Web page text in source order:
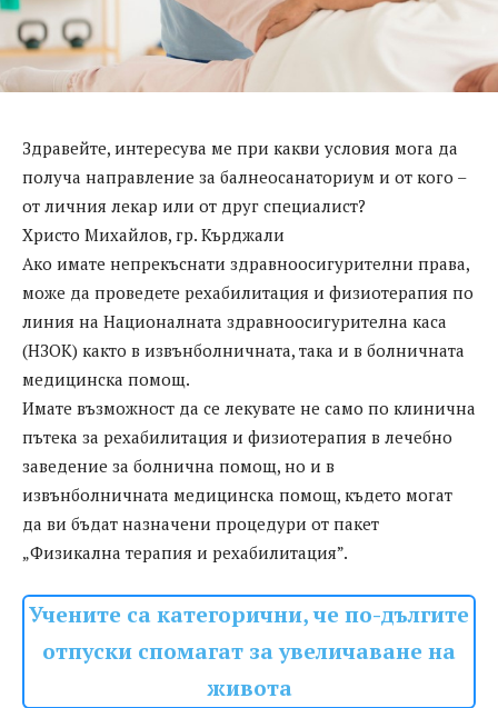
Здравейте, интересува ме при какви условия мога да
получа направление за балнеосанаториум и от кого –
от личния лекар или от друг специалист?
Христо Михайлов, гр. Кърджали
Ако имате непрекъснати здравноосигурителни права,
може да проведете рехабилитация и физиотерапия по
линия на Националната здравноосигурителна каса
(НЗОК) както в извънболничната, така и в болничната
медицинска помощ.
Имате възможност да се лекувате не само по клинична
пътека за рехабилитация и физиотерапия в лечебно
заведение за болнична помощ, но и в
извънболничната медицинска помощ, където могат
да ви бъдат назначени процедури от пакет
„Физикална терапия и рехабилитация”.
Учените са категорични, че по-дългите
отпуски спомагат за увеличаване на
живота